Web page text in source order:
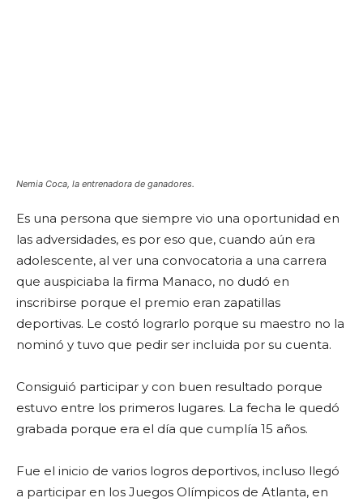
Nemia Coca, la entrenadora de ganadores.
Es una persona que siempre vio una oportunidad en
las adversidades, es por eso que, cuando aún era
adolescente, al ver una convocatoria a una carrera
que auspiciaba la firma Manaco, no dudó en
inscribirse porque el premio eran zapatillas
deportivas. Le costó lograrlo porque su maestro no la
nominó y tuvo que pedir ser incluida por su cuenta.
Consiguió participar y con buen resultado porque
estuvo entre los primeros lugares. La fecha le quedó
grabada porque era el día que cumplía 15 años.
Fue el inicio de varios logros deportivos, incluso llegó
a participar en los Juegos Olímpicos de Atlanta, en